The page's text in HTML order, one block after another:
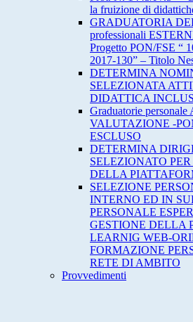
la fruizione di
GRADUATORIA
professionali
Progetto PON/FSE “
2017-130” – Titolo
DETERMINA
SELEZIONATA
DIDATTICA
Graduatorie
VALUTAZIONE -
ESCLUSO
DETERMINA
SELEZIONATO
DELLA
SELEZIONE
INTERNO ED IN
PERSONALE
GESTIONE DELLA
LEARNIG WEB-
FORMAZIONE
RETE DI AMBITO
Provvedimenti